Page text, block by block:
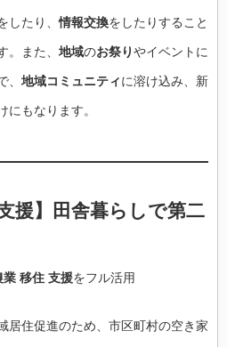
したり、情報交換をしたりすること
。また、 地域のお祭りやイベントに
、 地域コミュニティに溶け込み、新
にもなります。
援】 田舎暮らしで第二
業 移住 支援をフル活用
居住促進のため、市区町村の空き家